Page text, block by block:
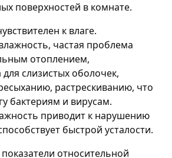
поверхностей в комнате.
к влаге.
частая проблема
отоплением,
слизистых оболочек,
растрескиванию, что
бактериям и вирусам.
приводит к нарушению
быстрой усталости.
относительной